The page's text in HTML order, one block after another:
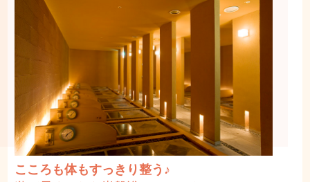
こころも体もすっきり整う♪